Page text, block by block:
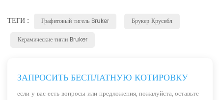
ТЕГИ : Графитовый тигель Bruker
Брукер Крусибл
Керамические тигли Bruker
ЗАПРОСИТЬ БЕСПЛАТНУЮ КОТИРОВКУ
если у вас есть вопросы или предложения, пожалуйста, оставьте